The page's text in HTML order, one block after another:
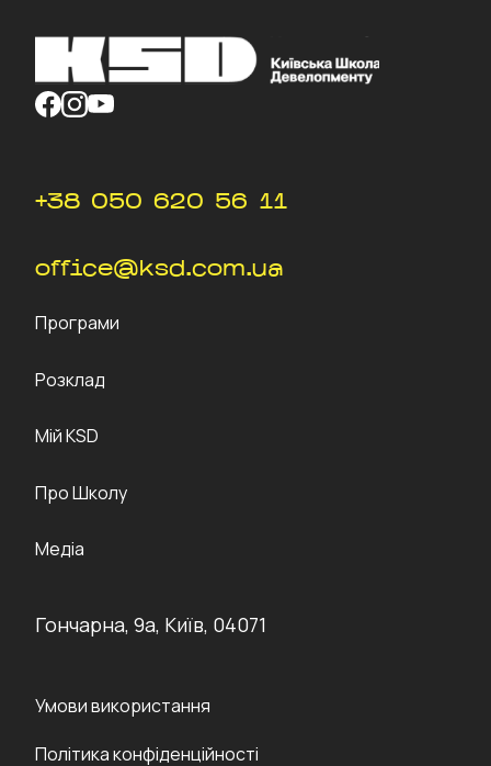
+38 050 620 56 11
office@ksd.com.ua
Програми
Розклад
Мій KSD
Про Школу
Медіа
Гончарна, 9а, Київ, 04071
Умови використання
Політика конфіденційності